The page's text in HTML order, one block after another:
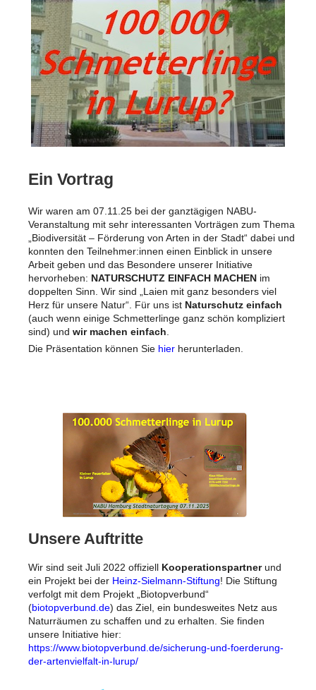
Ein Vortrag
Wir waren am 07.11.25 bei der ganztägigen NABU-
Veranstaltung mit sehr interessanten Vorträgen zum Thema
„Biodiversität – Förderung von Arten in der Stadt“ dabei und
konnten den Teilnehmer:innen einen Einblick in unsere
Arbeit geben und das Besondere unserer Initiative
hervorheben: NATURSCHUTZ EINFACH MACHEN im
doppelten Sinn. Wir sind „Laien mit ganz besonders viel
Herz für unsere Natur“. Für uns ist Naturschutz einfach
(auch wenn einige Schmetterlinge ganz schön kompliziert
sind) und wir machen einfach.
Die Präsentation können Sie hier herunterladen.
Unsere Auftritte
Wir sind seit Juli 2022 offiziell Kooperationspartnerund
ein Projekt bei der Heinz-Sielmann-Stiftung! Die Stiftung
verfolgt mit dem Projekt „Biotopverbund“
(biotopverbund.de) das Ziel, ein bundesweites Netz aus
Naturräumen zu schaffen und zu erhalten. Sie finden
unsere Initiative hier:
https://www.biotopverbund.de/sicherung-und-foerderung-
der-artenvielfalt-in-lurup/